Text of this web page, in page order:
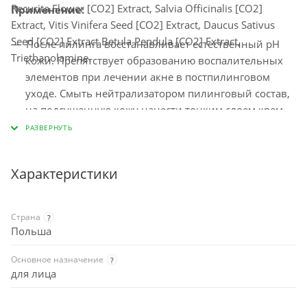
Recurita Flower [CO2] Extract, Salvia Officinalis [CO2]
Extract, Vitis Vinifera Seed [CO2] Extract, Daucus Sativus
Seed [CO2] Extract Betula Pendula [CO2] Extract,
Triethanolamine.
Применение:
После пилинга восстанавливает естественный рН
кожи. Препятствует образованию воспалительных
элементов при лечении акне в постпилинговом
уходе. Смыть нейтрализатором пилинговый состав,
на подсушенную кожу нанести тонким слоем крем
Veratin Cosmo. Для ускоренного восстановления
течение 2-3 недель после ее окончания.
противовоспалительное и противоотечное
действие, препятствует развитию инфекции. После
антисептиком кожу нанести тонким слоем крем
Veratin Cosmo. В домашнем уходе в
Характеристики
Страна ?
Польша
Основное назначение ?
для лица